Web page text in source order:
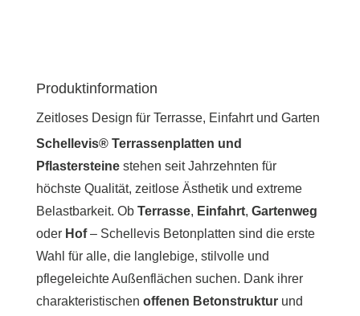
Produktinformation
Zeitloses Design für Terrasse, Einfahrt und Garten
Schellevis® Terrassenplatten und
Pflastersteinestehen seit Jahrzehnten für
höchste Qualität, zeitlose Ästhetik und extreme
Belastbarkeit. Ob Terrasse, Einfahrt, Gartenweg
oder Hof– Schellevis Betonplatten sind die erste
Wahl für alle, die langlebige, stilvolle und
pflegeleichte Außenflächen suchen. Dank ihrer
charakteristischen offenen Betonstrukturund